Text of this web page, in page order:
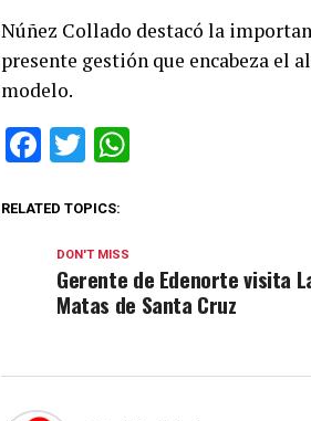
Núñez Collado destacó la
presente gestión que encabeza el
modelo.
Facebook
Twitter
RELATED TOPICS:
DON'T MISS
Gerente de Edenorte visita
Matas de Santa Cruz